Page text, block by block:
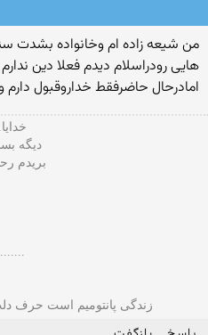
من شیعه زاده ام وخانواده بشدت
هایی رودراسلام دیدم فعلا دین
امادرحال حاضرفقط خداروقبول
دیگه
بریدم
زندگی پانتومیم است حرف